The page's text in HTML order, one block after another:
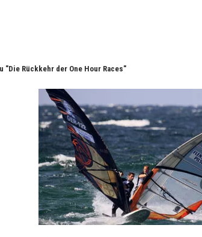
"Die Rückkehr der One Hour Races"